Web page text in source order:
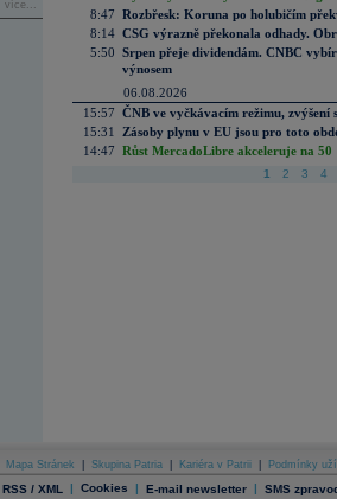
více...
8:47 Rozbřesk: Koruna po holubičím
8:14 CSG výrazně překonala odhady.
5:50 Srpen přeje dividendám. CNBC
výnosem
06.08.2026
15:57 ČNB ve vyčkávacím režimu, zvýšení
15:31
Zásoby plynu v EU jsou pro toto
14:47 Růst MercadoLibre akceleruje na
1 2 3 4
Mapa Stránek Skupina Patria Kariéra v Patrii Podmínky
RSS / XML | Cookies | E-mail newsletter | SMS